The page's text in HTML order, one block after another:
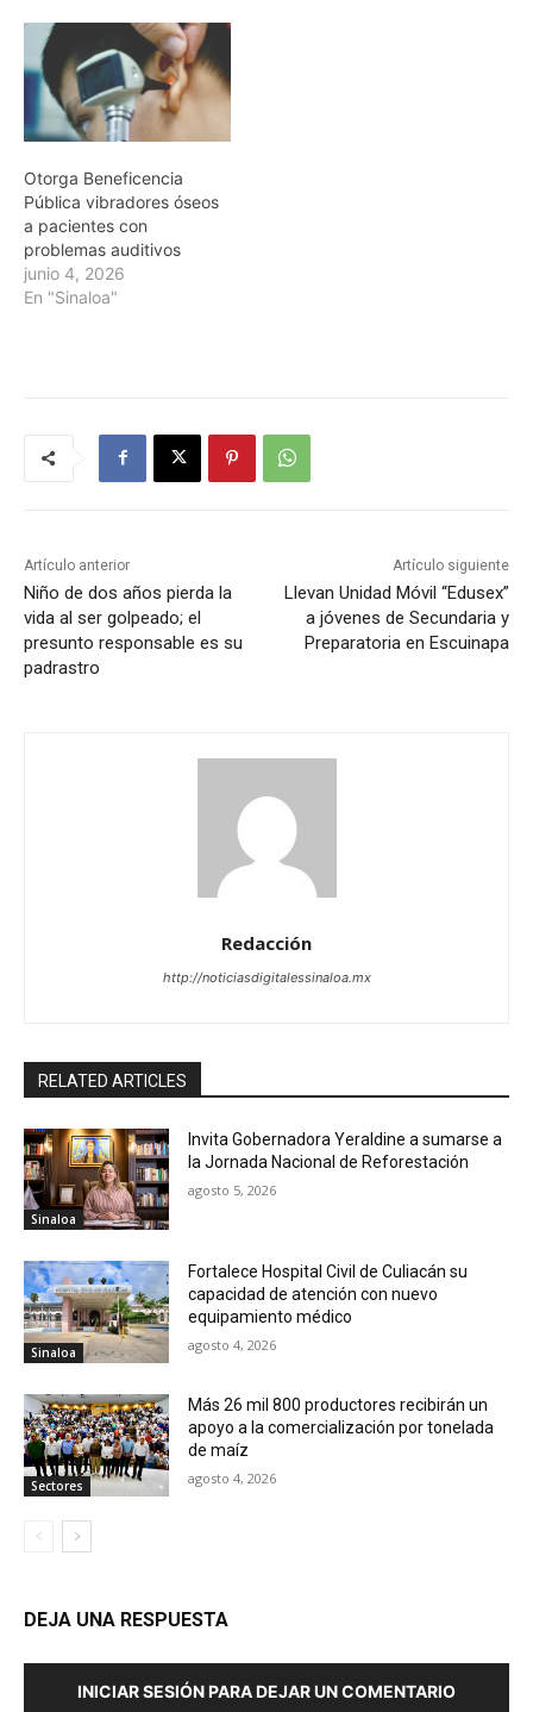
Otorga Beneficencia
Pública vibradores óseos
a pacientes con
problemas auditivos
junio 4, 2026
En "Sinaloa"
Artículo anterior
Niño de dos años pierda la
vida al ser golpeado; el
presunto responsable es su
padrastro
Artículo siguiente
Llevan Unidad Móvil “Edusex”
a jóvenes de Secundaria y
Preparatoria en Escuinapa
Redacción
http://noticiasdigitalessinaloa.mx
RELATED ARTICLES
Sinaloa
Invita Gobernadora Yeraldine a sumarse a
la Jornada Nacional de Reforestación
agosto 5, 2026
Sinaloa
Fortalece Hospital Civil de Culiacán su
capacidad de atención con nuevo
equipamiento médico
agosto 4, 2026
Sectores
Más 26 mil 800 productores recibirán un
apoyo a la comercialización por tonelada
de maíz
agosto 4, 2026
DEJA UNA RESPUESTA
INICIAR SESIÓN PARA DEJAR UN COMENTARIO